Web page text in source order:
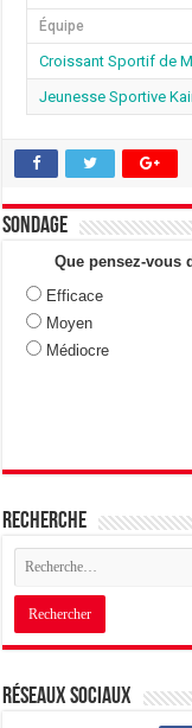
Équipe
Croissant Sportif de
Jeunesse Sportive
Sondage
Que pensez-vous
Efficace
Moyen
Médiocre
Recherche
Réseaux sociaux